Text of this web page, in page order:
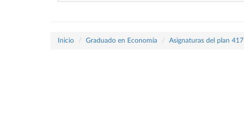
Inicio Graduado en Economía Asignaturas del plan 417